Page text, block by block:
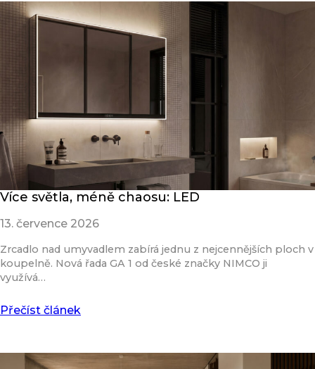
Více světla, méně chaosu: LED
13. července 2026
Zrcadlo nad umyvadlem zabírá jednu z nejcennějších ploch v
koupelně. Nová řada GA 1 od české značky NIMCO ji
využívá…
Přečíst článek